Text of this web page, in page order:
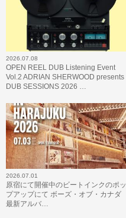
2026.07.08
OPEN REEL DUB Listening Event
Vol.2 ADRIAN SHERWOOD presents
DUB SESSIONS 2026 …
2026.07.01
原宿にて開催中のビートインクのポッ
プアップにて ボーズ・オブ・カナダ
最新アルバ…